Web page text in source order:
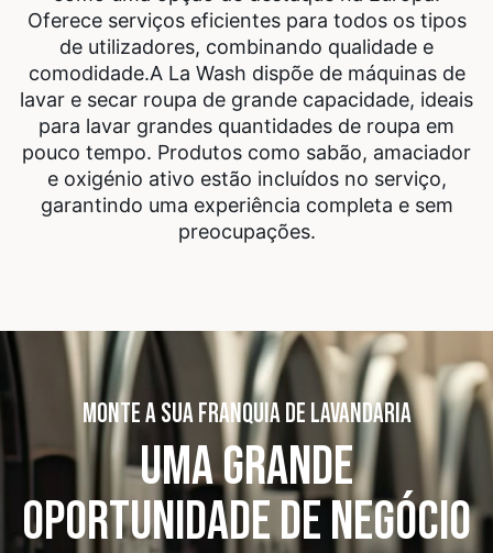
Oferece serviços eficientes para todos os tipos
de utilizadores, combinando qualidade e
comodidade.A La Wash dispõe de máquinas de
lavar e secar roupa de grande capacidade, ideais
para lavar grandes quantidades de roupa em
pouco tempo. Produtos como sabão, amaciador
e oxigénio ativo estão incluídos no serviço,
garantindo uma experiência completa e sem
preocupações.
MONTE A SUA FRANQUIA DE LAVANDARIA
UMA GRANDE
OPORTUNIDADE DE NEGÓCIO